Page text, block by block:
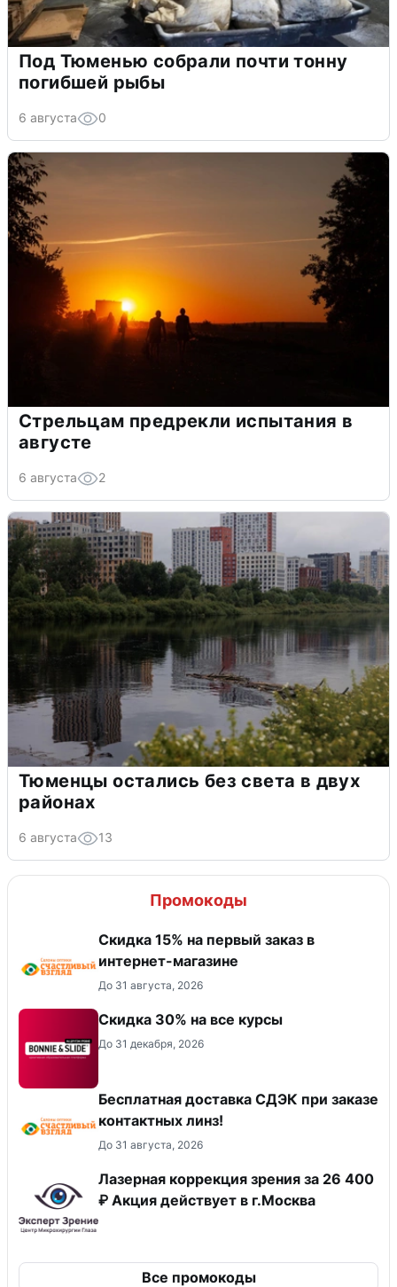
Под Тюменью собрали почти тонну
погибшей рыбы
6 августа 0
Стрельцам предрекли испытания в
августе
6 августа 2
Тюменцы остались без света в двух
районах
6 августа 13
Промокоды
Скидка 15% на первый заказ в
интернет-магазине
До 31 августа, 2026
Скидка 30% на все курсы
До 31 декабря, 2026
Бесплатная доставка СДЭК при заказе
контактных линз!
До 31 августа, 2026
Лазерная коррекция зрения за 26 400
₽ Акция действует в г.Москва
Все промокоды